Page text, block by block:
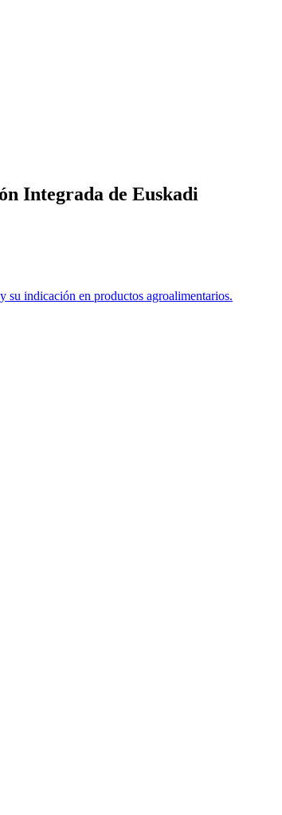
Integrada de Euskadi
indicación en productos agroalimentarios.